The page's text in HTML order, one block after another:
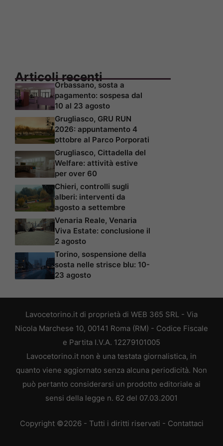
Articoli recenti
Orbassano, sosta a
pagamento: sospesa dal
10 al 23 agosto
Grugliasco, GRU RUN
2026: appuntamento 4
ottobre al Parco Porporati
Grugliasco, Cittadella del
Welfare: attività estive
per over 60
Chieri, controlli sugli
alberi: interventi da
agosto a settembre
Venaria Reale, Venaria
Viva Estate: conclusione il
2 agosto
Torino, sospensione della
sosta nelle strisce blu: 10-
23 agosto
Lavocetorino.it di proprietà di WEB 365 SRL - Via
Nicola Marchese 10, 00141 Roma (RM) - Codice Fiscale
e Partita I.V.A. 12279101005
Lavocetorino.it non è una testata giornalistica, in
quanto viene aggiornato senza alcuna periodicità. Non
può pertanto considerarsi un prodotto editoriale ai
sensi della legge n. 62 del 07.03.2001
Copyright ©2026 - Tutti i diritti riservati - Contattaci